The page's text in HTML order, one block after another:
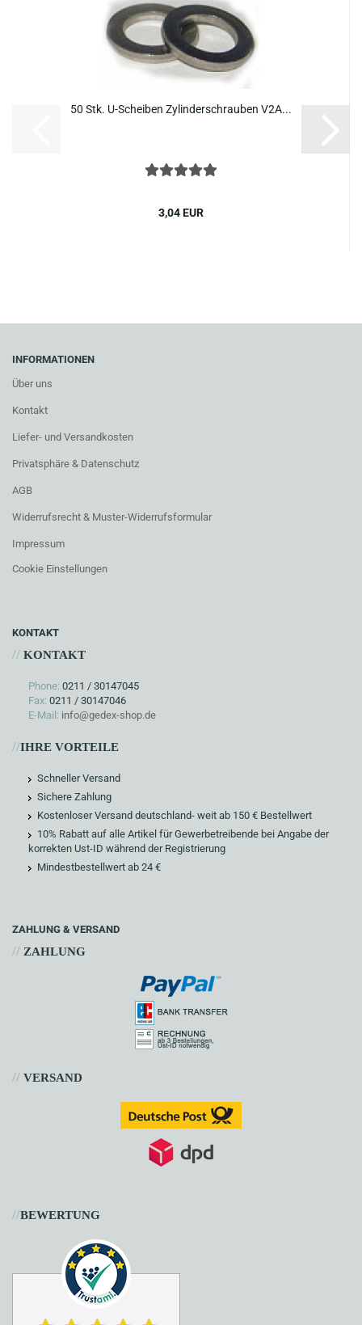
50 Stk. U-​Schei­ben Zy­lin­der­schrau­ben V2A...
3,04 EUR
INFORMATIONEN
Über uns
Kontakt
Liefer- und Versandkosten
Privatsphäre & Datenschutz
AGB
Widerrufsrecht & Muster-Widerrufsformular
Impressum
Cookie Einstellungen
KONTAKT
// KONTAKT
Phone: 0211 / 30147045
Fax: 0211 / 30147046
E-Mail: info@gedex-shop.de
//IHRE VORTEILE
Schneller Versand
Sichere Zahlung
Kostenloser Versand deutschland- weit ab 150 € Bestellwert
10% Rabatt auf alle Artikel für Gewerbetreibende bei Angabe der
korrekten Ust-ID während der Registrierung
Mindestbestellwert ab 24 €
ZAHLUNG & VERSAND
// ZAHLUNG
// VERSAND
//BEWERTUNG